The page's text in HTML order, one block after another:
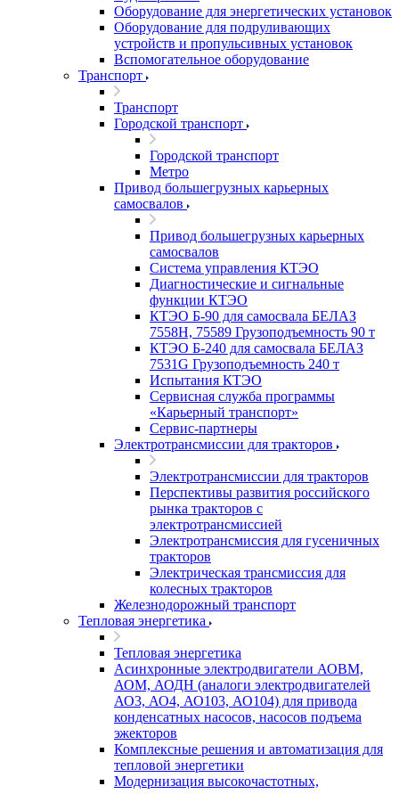
Оборудование для энергетических установок
Оборудование для подруливающих
устройств и пропульсивных установок
Вспомогательное оборудование
Транспорт
Транспорт
Городской транспорт
Городской транспорт
Метро
Привод большегрузных карьерных
самосвалов
Привод большегрузных карьерных
самосвалов
Система управления КТЭО
Диагностические и сигнальные
функции КТЭО
КТЭО Б-90 для самосвала БЕЛАЗ
7558H, 75589 Грузоподъемность 90 т
КТЭО Б-240 для самосвала БЕЛАЗ
7531G Грузоподъемность 240 т
Испытания КТЭО
Сервисная служба программы
«Карьерный транспорт»
Сервис-партнеры
Электротрансмиссии для тракторов
Электротрансмиссии для тракторов
Перспективы развития российского
рынка тракторов с
электротрансмиссией
Электротрансмиссия для гусеничных
тракторов
Электрическая трансмиссия для
колесных тракторов
Железнодорожный транспорт
Тепловая энергетика
Тепловая энергетика
Асинхронные электродвигатели АОВМ,
АОМ, АОДН (аналоги электродвигателей
АО3, АО4, АО103, АО104) для привода
конденсатных насосов, насосов подъема
эжекторов
Комплексные решения и автоматизация для
тепловой энергетики
Модернизация высокочастотных,